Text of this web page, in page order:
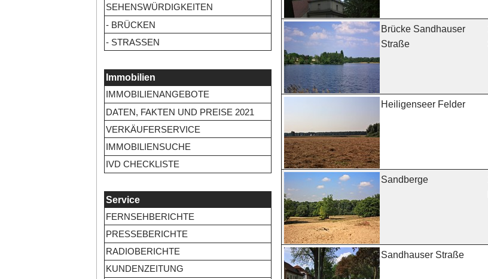
SEHENSWÜRDIGKEITEN
- BRÜCKEN
- STRASSEN
Immobilien
IMMOBILIENANGEBOTE
DATEN, FAKTEN UND PREISE 2021
VERKÄUFERSERVICE
IMMOBILIENSUCHE
IVD CHECKLISTE
Service
FERNSEHBERICHTE
PRESSEBERICHTE
RADIOBERICHTE
KUNDENZEITUNG
Brücke Sandhauser
Straße
Heiligenseer Felder
Sandberge
Sandhauser Straße